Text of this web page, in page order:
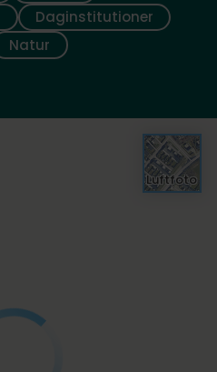
Daginstitutioner
Natur
Luftfoto